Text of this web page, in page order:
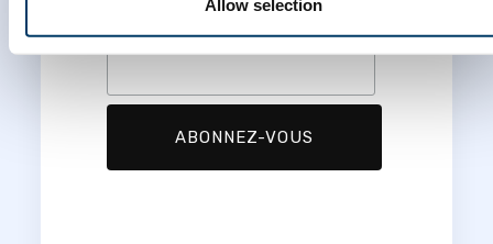
Allow selection
*